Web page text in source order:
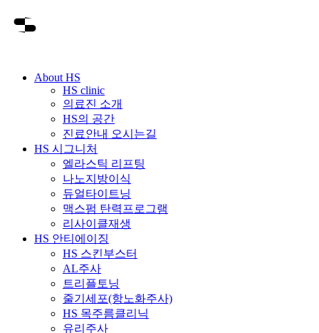
About HS
HS clinic
의료진 소개
HS의 공간
진료안내 오시는길
HS 시그니처
엘라스틱 리프팅
나노지방이식
듀얼타이트닝
맥스펌 탄력프로그램
리사이클재생
HS 안티에이징
HS 스킨부스터
AL주사
트리플토닝
줄기세포(항노화주사)
HS 목주름클리닉
유리주사